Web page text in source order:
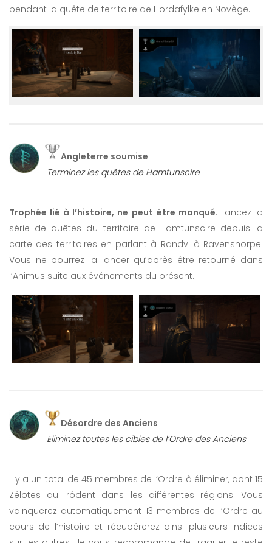
pendant la quête de territoire de Hordafylke en Novège.
Angleterre soumise
Terminez les quêtes de Hamtunscire
Trophée lié à l’histoire, ne peut être manqué. Lancez la
série de quêtes du territoire de Hamtunscire depuis la
carte des territoires en parlant à Randvi à Ravenshorpe.
Vous ne pourrez la lancer qu’après être retourné dans
l’Animus suite aux événements du présent.
Désordre des Anciens
Eliminez toutes les cibles de l’Ordre des Anciens
Il y a un total de 45 membres de l’Ordre à éliminer, dont 15
Zélotes qui rôdent dans les différentes régions. Vous
vainquerez automatiquement 13 membres de l’Ordre au
cours de l’histoire et récupérerez ainsi plusieurs indices